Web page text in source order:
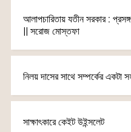
আলাপচারিতায় যতীন সরকার :
|| সরোজ মোস্তফা
নিলয় দাসের সাথে সম্পর্কের
সাক্ষাৎকারে কেইট উইন্সলেট